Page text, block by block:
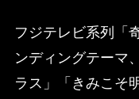
フジテレビ系列「
ンディングテーマ
ラス」「きみこそ